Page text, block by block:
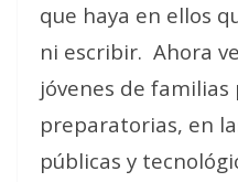
que haya en ellos
ni escribir. Ahora
jóvenes de
preparatorias, en
públicas y